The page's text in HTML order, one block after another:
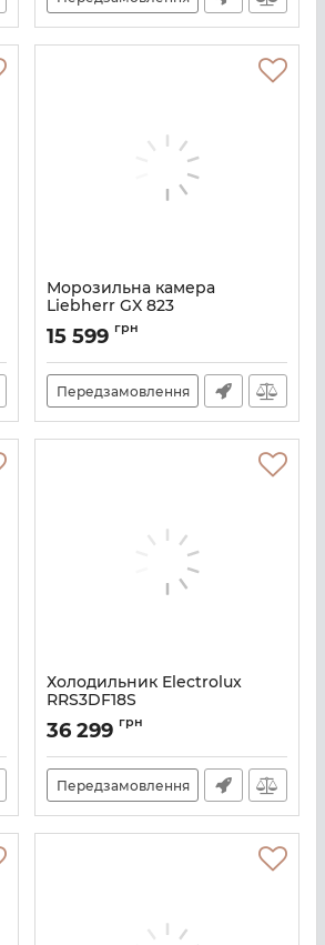
Морозильна камера
Liebherr GX 823
Артикул:GX823
15 599 грн
Передзамовлення
Холодильник Electrolux
RRS3DF18S
Артикул:A136374
36 299 грн
Передзамовлення